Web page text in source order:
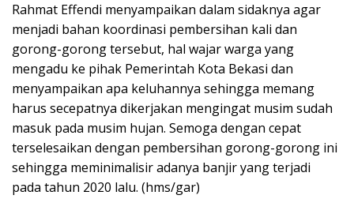
Rahmat Effendi menyampaikan dalam sidaknya agar
menjadi bahan koordinasi pembersihan kali dan
gorong-gorong tersebut, hal wajar warga yang
mengadu ke pihak Pemerintah Kota Bekasi dan
menyampaikan apa keluhannya sehingga memang
harus secepatnya dikerjakan mengingat musim sudah
masuk pada musim hujan. Semoga dengan cepat
terselesaikan dengan pembersihan gorong-gorong ini
sehingga meminimalisir adanya banjir yang terjadi
pada tahun 2020 lalu. (hms/gar)